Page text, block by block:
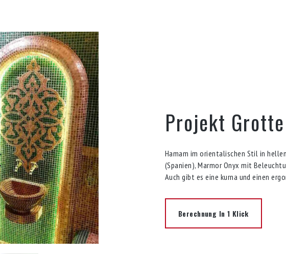
Projekt Grotte
Hamam im orientalischen Stil in
(Spanien), Marmor Onyx mit
Auch gibt es eine kurna und einen
Berechnung In 1 Klick